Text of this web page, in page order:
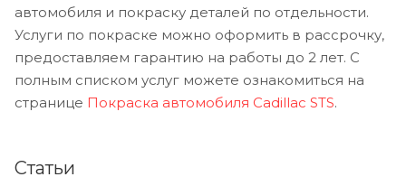
автомобиля и покраску деталей по отдельности.
Услуги по покраске можно оформить в рассрочку,
предоставляем гарантию на работы до 2 лет. С
полным списком услуг можете ознакомиться на
странице Покраска автомобиля Cadillac STS.
Статьи